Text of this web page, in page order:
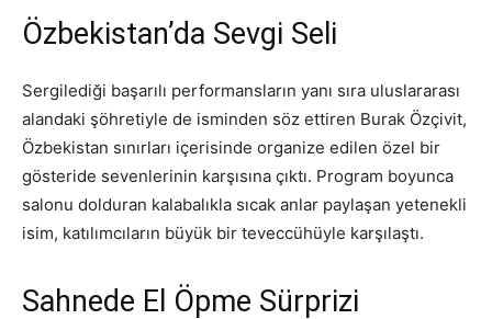
Özbekistan’da Sevgi Seli
Sergilediği başarılı performansların yanı sıra uluslararası
alandaki şöhretiyle de isminden söz ettiren Burak Özçivit,
Özbekistan sınırları içerisinde organize edilen özel bir
gösteride sevenlerinin karşısına çıktı. Program boyunca
salonu dolduran kalabalıkla sıcak anlar paylaşan yetenekli
isim, katılımcıların büyük bir teveccühüyle karşılaştı.
Sahnede El Öpme Sürprizi